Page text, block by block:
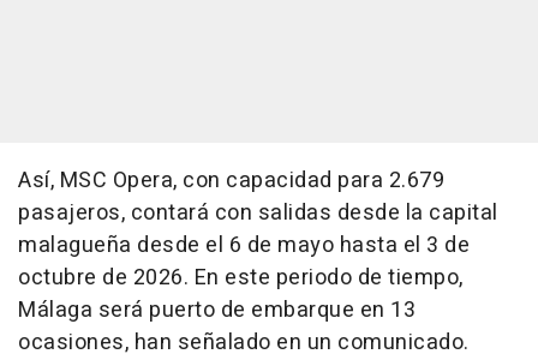
Así, MSC Opera, con capacidad para 2.679
pasajeros, contará con salidas desde la capital
malagueña desde el 6 de mayo hasta el 3 de
octubre de 2026. En este periodo de tiempo,
Málaga será puerto de embarque en 13
ocasiones, han señalado en un comunicado.